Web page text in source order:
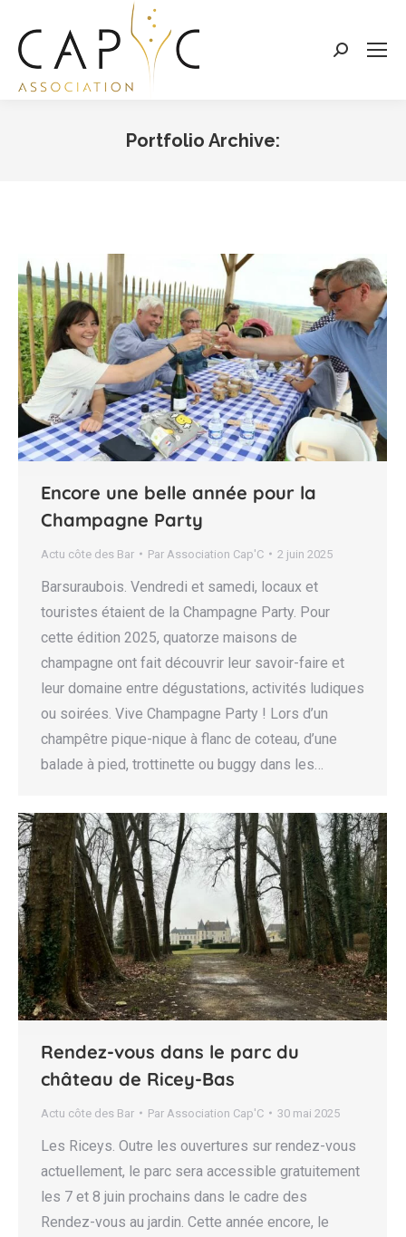
Search:
Portfolio Archive:
Encore une belle année pour la
Champagne Party
Actu côte des Bar Par Association Cap'C 2 juin 2025
Barsuraubois. Vendredi et samedi, locaux et
touristes étaient de la Champagne Party. Pour
cette édition 2025, quatorze maisons de
champagne ont fait découvrir leur savoir-faire et
leur domaine entre dégustations, activités ludiques
ou soirées. Vive Champagne Party ! Lors d’un
champêtre pique-nique à flanc de coteau, d’une
balade à pied, trottinette ou buggy dans les…
Rendez-vous dans le parc du
château de Ricey-Bas
Actu côte des Bar Par Association Cap'C 30 mai 2025
Les Riceys. Outre les ouvertures sur rendez-vous
actuellement, le parc sera accessible gratuitement
les 7 et 8 juin prochains dans le cadre des
Rendez-vous au jardin. Cette année encore, le